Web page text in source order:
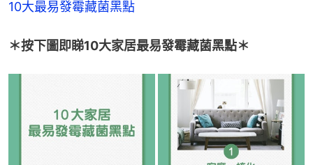
10大最易發霉藏菌黑點
＊按下圖即睇10大家居最易發霉藏菌黑點＊